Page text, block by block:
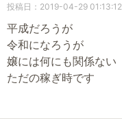
投稿日：2019-04-29 01:13:12
平成だろうが
令和になろうが
嬢には何にも関係ない
ただの稼ぎ時です